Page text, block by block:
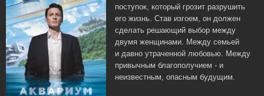
поступок, который грозит разрушить
его жизнь. Став изгоем, он должен
сделать решающий выбор между
двумя женщинами. Между семьей
и давно утраченной любовью. Между
привычным благополучием - и
неизвестным, опасным будущим.